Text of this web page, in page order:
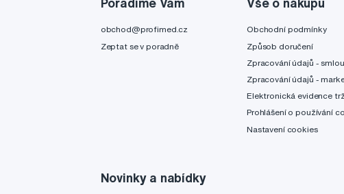
Poradíme Vám
obchod@profimed.cz
Zeptat se v poradně
Vše o nákupu
Obchodní podmínky
Způsob doručení
Zpracování údajů -
Zpracování údajů -
Elektronická evidence
Prohlášení o používání
Nastavení cookies
Novinky a nabídky